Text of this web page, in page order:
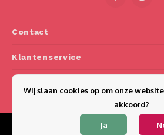
Contact
Klantenservice
Mijn account
Wij slaan cookies op om onze
akkoord?
Ja